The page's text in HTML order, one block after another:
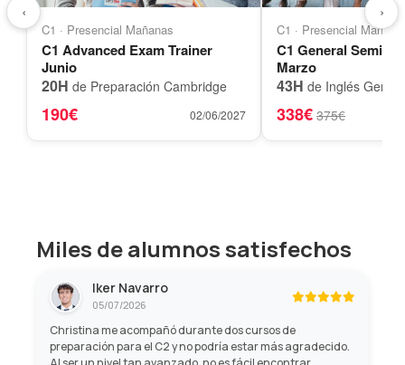
C1 · Presencial Mañanas
C1 Advanced Exam Trainer
Junio
20H de Preparación Cambridge
190€ 02/06/2027
C1 · Presencial
C1 General Semi-
Marzo
43H de Inglés
338€ 375€
‹ ›
Miles de alumnos satisfechos
Iker Navarro
05/07/2026
Christina me acompañó durante dos cursos de
preparación para el C2 y no podría estar más agradecido.